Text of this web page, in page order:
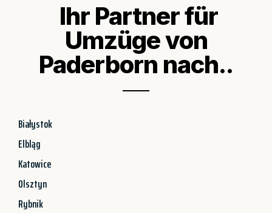
Ihr Partner für
Umzüge von
Paderborn nach..
Białystok
Elbląg
Katowice
Olsztyn
Rybnik